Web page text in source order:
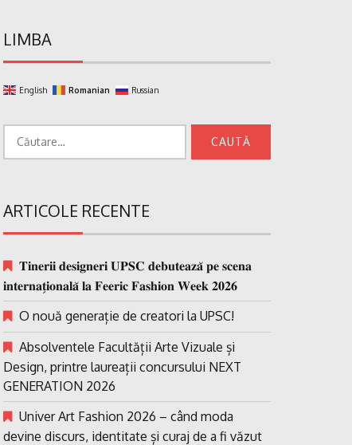
LIMBA
English Romanian Russian
ARTICOLE RECENTE
𝐓𝐢𝐧𝐞𝐫𝐢𝐢 𝐝𝐞𝐬𝐢𝐠𝐧𝐞𝐫𝐢 𝐔𝐏𝐒𝐂 𝐝𝐞𝐛𝐮𝐭𝐞𝐚𝐳𝐚̆ 𝐩𝐞 𝐬𝐜𝐞𝐧𝐚
𝐢𝐧𝐭𝐞𝐫𝐧𝐚𝐭̗𝐢𝐨𝐧𝐚𝐥𝐚̆ 𝐥𝐚 𝐅𝐞𝐞𝐫𝐢𝐜 𝐅𝐚𝐬𝐡𝐢𝐨𝐧 𝐖𝐞𝐞𝐤 𝟐𝟎𝟐𝟔
O nouă generație de creatori la UPSC!
Absolventele Facultății Arte Vizuale și
Design, printre laureații concursului NEXT
GENERATION 2026
Univer Art Fashion 2026 – când moda
devine discurs, identitate și curaj de a fi văzut